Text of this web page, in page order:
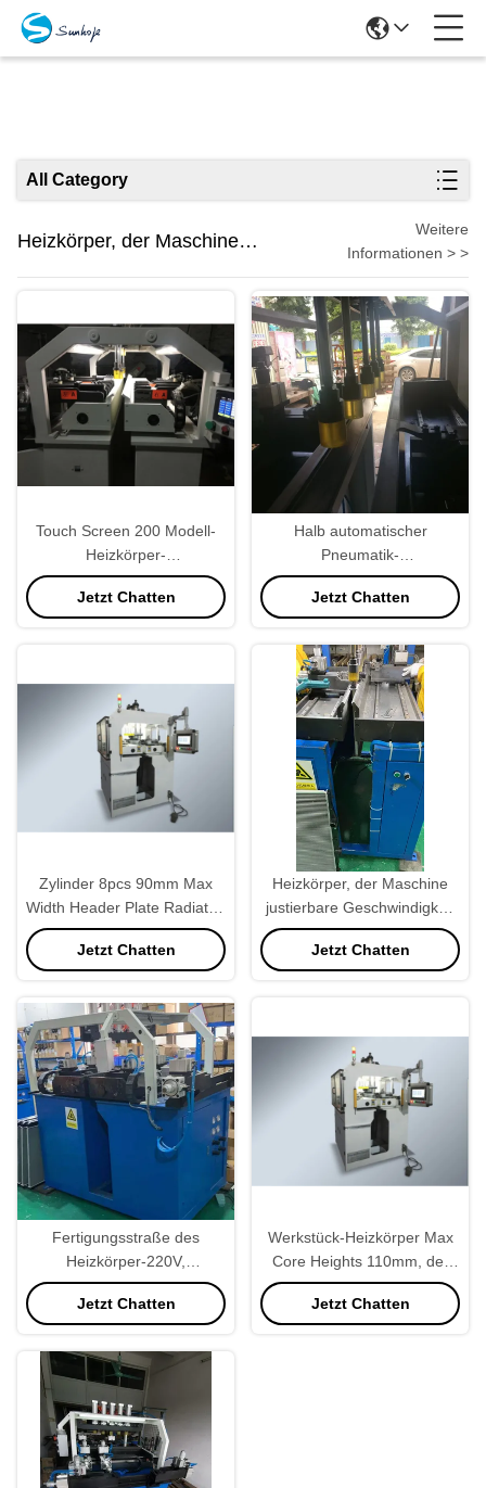
All Category
Heizkörper, der Maschine
herstellt
Weitere
Informationen > >
Touch Screen 200 Modell-
Heizkörper-
Quetschwerkzeug,
Heizkörper-Herstellungs-
Jetzt Chatten
Halb automatischer
Pneumatik-
Plastikwasserkasten-
Quetschwerkzeug
Jetzt Chatten
Zylinder 8pcs 90mm Max
Width Header Plate Radiator,
der Maschine für
Wasserkasten herstellt
Jetzt Chatten
Heizkörper, der Maschine
justierbare Geschwindigkeit
macht
Jetzt Chatten
Fertigungsstraße des
Heizkörper-220V,
Heizkörper-Herstellungs-
Ausrüstung halb automatisch
Jetzt Chatten
Werkstück-Heizkörper Max
Core Heights 110mm, der
Maschine für LKW-
Heizkörper herstellt
Jetzt Chatten